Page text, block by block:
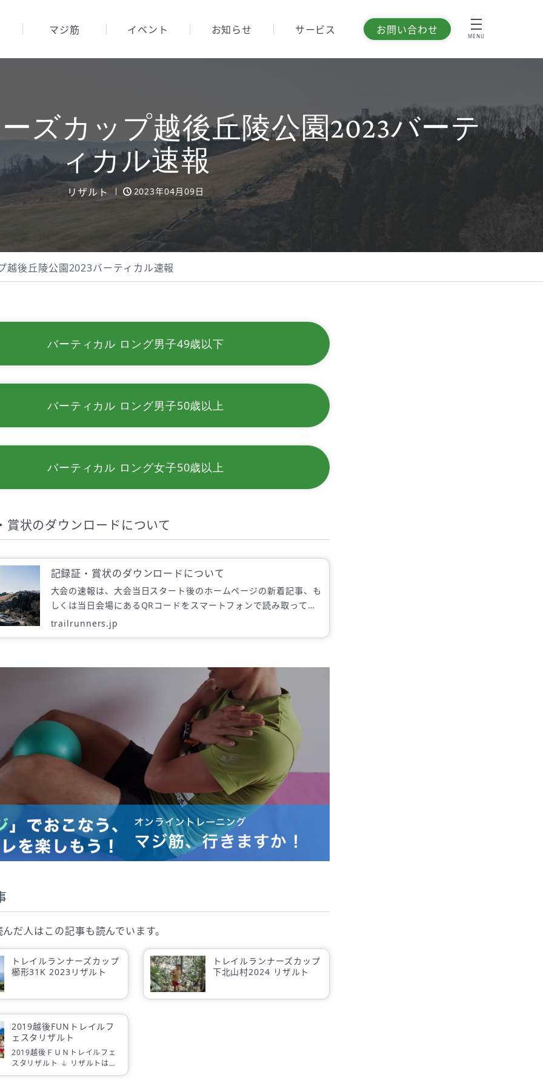
マジ筋 イベント お知らせ サービス お問い合わせ MENU
ズカップ越後丘陵公園2023バーテ
ィカル速報
リザルト 2023年04月09日
越後丘陵公園2023バーティカル速報
バーティカル ロング男子49歳以下
バーティカル ロング男子50歳以上
バーティカル ロング女子50歳以上
賞状のダウンロードについて
記録証・賞状のダウンロードについて
大会の速報は、大会当日スタート後のホームページの新着記事、も
しくは当日会場にあるQRコードをスマートフォンで読み取ってい
ただくとご覧いただけます。
trailrunners.jp
だ人はこの記事も読んでいます。
トレイルランナーズカップ
櫛形31K 2023リザルト
トレイルランナーズカップ
下北山村2024 リザルト
2019越後FUNトレイルフ
ェスタリザルト
2019越後ＦＵＮトレイルフェ
スタリザルト ↓ リザルトはこ
ちら 記録証・賞状のダウンロ